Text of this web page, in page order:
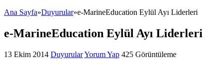
Ana Sayfa»Duyurular»e-MarineEducation Eylül Ayı Liderleri
e-MarineEducation Eylül Ayı Liderleri
13 Ekim 2014 DuyurularYorum Yap 425 Görüntüleme